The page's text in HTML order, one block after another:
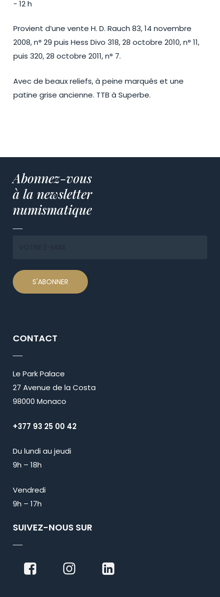
- 12 h
Provient d’une vente H. D. Rauch 83, 14 novembre
2008, n° 29 puis Hess Divo 318, 28 octobre 2010, n° 11,
puis 320, 28 octobre 2011, n° 7.
Avec de beaux reliefs, à peine marqués et une
patine grise ancienne. TTB à Superbe.
Abonnez-vous
à la newsletter
numismatique
CONTACT
Le Park Palace
27 Avenue de la Costa
98000 Monaco
+377 93 25 00 42
Du lundi au jeudi
9h – 18h
Vendredi
9h – 17h
SUIVEZ-NOUS SUR